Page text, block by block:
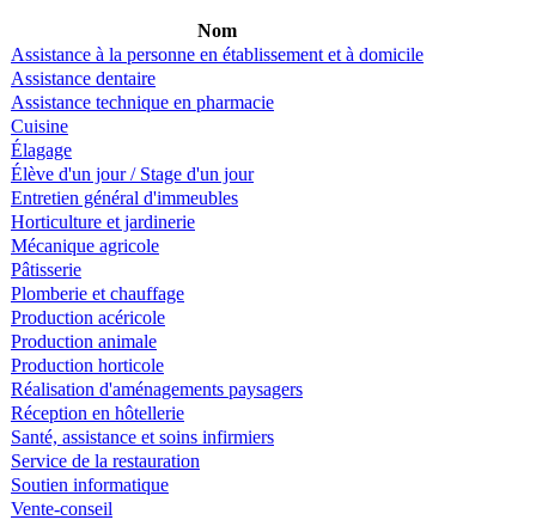
Nom
Assistance à la personne en établissement et à domicile
Assistance dentaire
Assistance technique en pharmacie
Cuisine
Élagage
Élève d'un jour / Stage d'un jour
Entretien général d'immeubles
Horticulture et jardinerie
Mécanique agricole
Pâtisserie
Plomberie et chauffage
Production acéricole
Production animale
Production horticole
Réalisation d'aménagements paysagers
Réception en hôtellerie
Santé, assistance et soins infirmiers
Service de la restauration
Soutien informatique
Vente-conseil